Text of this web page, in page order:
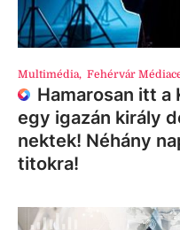
Multimédia, Fehérvár
Hamarosan itt a
egy igazán király
nektek! Néhány
titokra!